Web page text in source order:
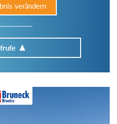
verändern